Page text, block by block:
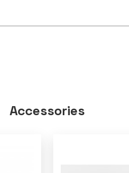
Accessories